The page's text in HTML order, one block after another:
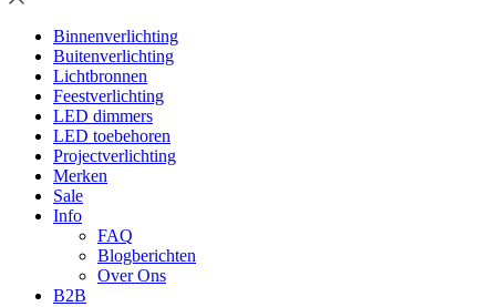
Binnenverlichting
Buitenverlichting
Lichtbronnen
Feestverlichting
LED dimmers
LED toebehoren
Projectverlichting
Merken
Sale
Info
FAQ
Blogberichten
Over Ons
B2B